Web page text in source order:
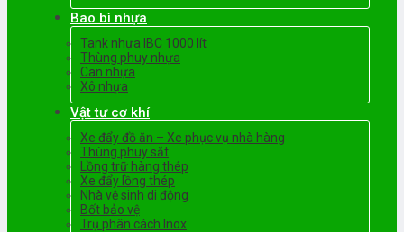
Bao bì nhựa
Tank nhựa IBC 1000 lít
Thùng phuy nhựa
Can nhựa
Xô nhựa
Vật tư cơ khí
Xe đẩy đồ ăn – Xe phục vụ nhà hàng
Thùng phuy sắt
Lồng trữ hàng thép
Xe đẩy lồng thép
Nhà vệ sinh di động
Bốt bảo vệ
Trụ phân cách Inox